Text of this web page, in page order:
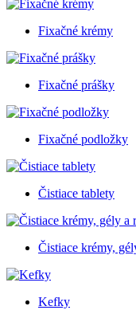
Fixačné krémy
Fixačné prášky
Fixačné podložky
Čistiace tablety
Čistiace krémy,
Kefky